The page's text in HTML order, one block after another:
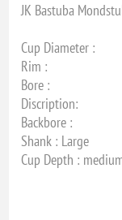
JK Bastuba
Cup Diameter :
Rim :
Bore :
Discription:
Backbore :
Shank : Large
Cup Depth :